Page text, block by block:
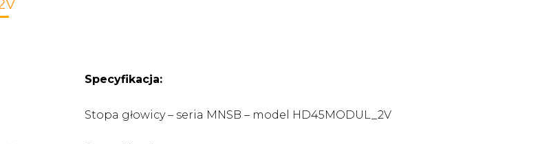
Specyfikacja:
Stopa głowicy – seria MNSB – model HD45MODUL_2V